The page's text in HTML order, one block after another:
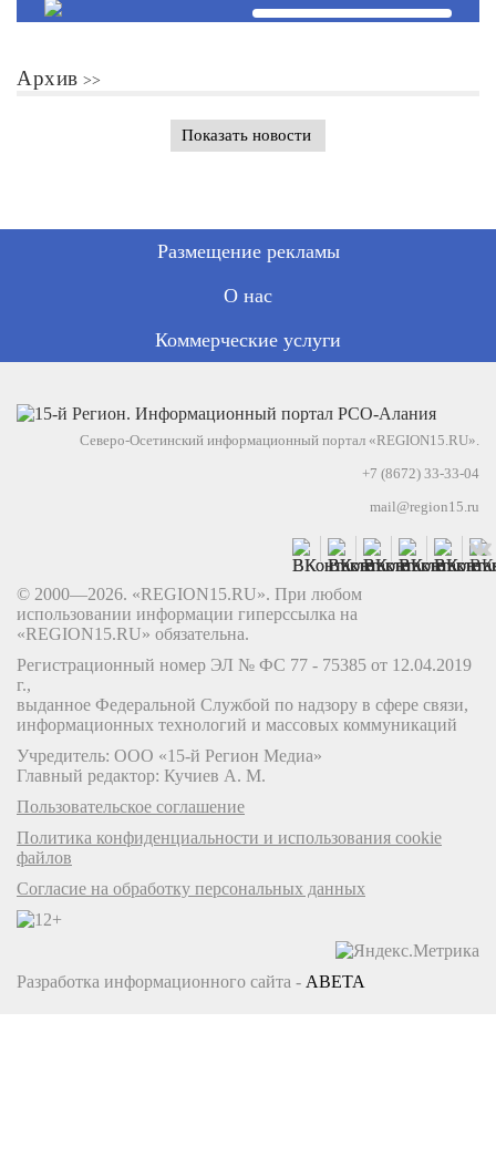
Архив
Показать новости
Размещение рекламы
О нас
Коммерческие услуги
Северо-Осетинский информационный портал «REGION15.RU».
+7 (8672) 33-33-04
mail@region15.ru
© 2000—2026. «REGION15.RU». При любом
использовании информации гиперссылка на
«REGION15.RU» обязательна.
Регистрационный номер ЭЛ № ФС 77 - 75385 от 12.04.2019
г.,
выданное Федеральной Службой по надзору в сфере связи,
информационных технологий и массовых коммуникаций
Учредитель: ООО «15-й Регион Медиа»
Главный редактор: Кучиев А. М.
Пользовательское соглашение
Политика конфиденциальности и использования cookie
файлов
Согласие на обработку персональных данных
Разработка информационного сайта - ABETA